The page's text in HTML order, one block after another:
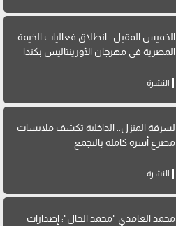
الخميس المقبل.. انطلاق فعاليات الخيمة
المصرية في مهرجان الأورينتاليس بكندا
النشرة
لسرقة المنزل.. الداخلية تكشف ملابسات
مصرع أسرة كاملة بالتجمع
النشرة
محمد الغامدي "محمد الخال": إصدارات